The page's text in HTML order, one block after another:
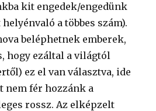
kit engedek/engedünk
a többes szám).
beléphetnek emberek,
hogy ezáltal a világtól
ez el van választva, ide
nem fér hozzánk a
rossz. Az elképzelt